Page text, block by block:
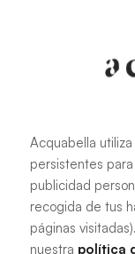
Acquabella
persistentes
publicidad
recogida de tus
páginas
nuestra política